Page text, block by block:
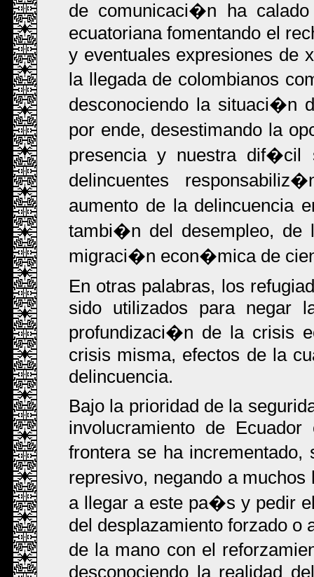
de comunicaci�n ha
ecuatoriana fomentando el
y eventuales expresiones de
la llegada de colombianos
desconociendo la situaci�n
por ende, desestimando la
presencia y nuestra dif�cil
delincuentes
aumento de la delincuencia
tambi�n del desempleo,
migraci�n econ�mica de
En otras palabras, los
sido utilizados para negar
profundizaci�n de la crisis
crisis misma, efectos de la
delincuencia.
Bajo la prioridad de la
involucramiento de
frontera se ha
represivo, negando a
a llegar a este pa�s y pedir
del desplazamiento forzado o
de la mano con el
desconociendo la realidad